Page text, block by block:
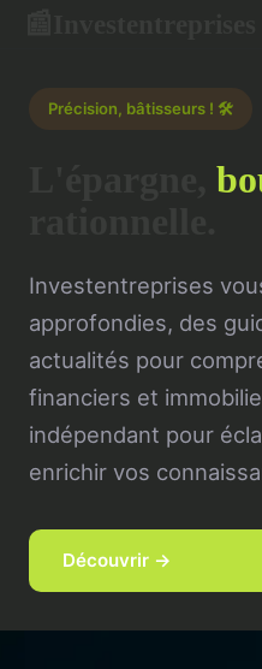
Précision, bâtisseurs ! 🛠️
Investentreprises
approfondies, des
actualités pour
financiers et
indépendant pour
enrichir vos
Découvrir →